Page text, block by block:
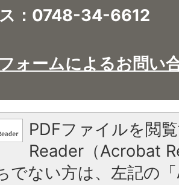
：0748-34-6612
ォームによるお問い
PDFファイルを閲
Reader（Acrobat
でない方は、左記の